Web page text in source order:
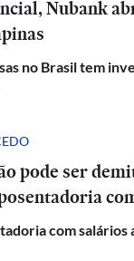
Nubank
no Brasil tem
pode ser
com salários